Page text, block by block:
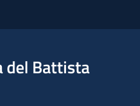
del Battista